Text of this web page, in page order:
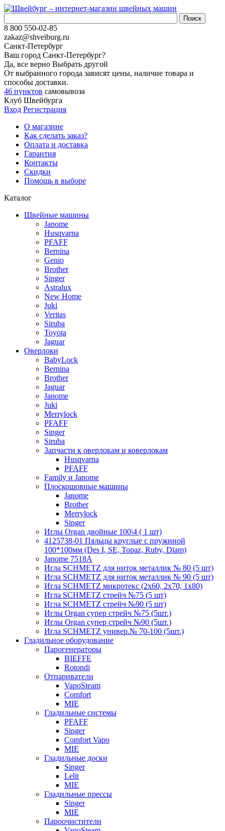
8 800 550-02-85
zakaz@shveiburg.ru
Санкт-Петербург
Ваш город Санкт-Петербург?
Да, все верно Выбрать другой
От выбранного города зависят цены, наличие товара и
способы доставки.
46 пунктов самовывоза
Клуб Швейбурга
Вход Регистрация
О магазине
Как сделать заказ?
Оплата и доставка
Гарантия
Контакты
Скидки
Помощь в выборе
Каталог
Швейные машины
Janome
Husqvarna
PFAFF
Bernina
Genio
Brother
Singer
Astralux
New Home
Juki
Veritas
Siruba
Toyota
Jaguar
Оверлоки
BabyLock
Bernina
Brother
Jaguar
Janome
Juki
Merrylock
PFAFF
Singer
Siruba
Запчасти к оверлокам и коверлокам
Husqvarna
PFAFF
Family и Janome
Плоскошовные машины
Janome
Brother
Merrylock
Singer
Иглы Organ двойные 100\4 ( 1 шт)
4125738-01 Пяльцы круглые с пружиной
100*100мм (Des I, SE, Topaz, Ruby, Diam)
Janome 7518A
Игла SCHMETZ для ниток металлик № 80 (5 шт)
Игла SCHMETZ для ниток металлик № 90 (5 шт)
Игла SCHMETZ микротекс (2х60, 2х70, 1х80)
Игла SCHMETZ стрейч №75 (5 шт)
Игла SCHMETZ стрейч №90 (5 шт)
Иглы Organ супер стрейч №75 (5шт.)
Иглы Organ супер стрейч №90 (5шт.)
Игла SCHMETZ универ.№ 70-100 (5шт.)
Гладильное оборудование
Парогенераторы
BIEFFE
Rotondi
Отпариватели
VapoSteam
Comfort
MIE
Гладильные системы
PFAFF
Singer
Comfort Vapo
MIE
Гладильные доски
Singer
Lelit
MIE
Гладильные прессы
Singer
MIE
Пароочистители